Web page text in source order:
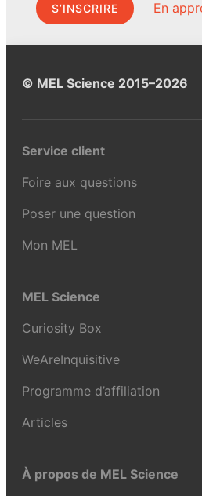
S’INSCRIRE En
© MEL Science 2015–2026
Service client
Foire aux questions
Poser une question
Mon MEL
MEL Science
Curiosity Box
WeAreInquisitive
Programme d’affiliation
Articles
À propos de MEL Science